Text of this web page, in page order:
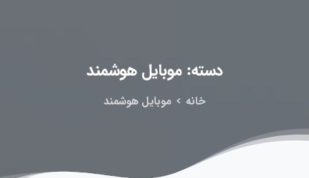
دسته: موبایل هوشمند
خانه موبایل هوشمند